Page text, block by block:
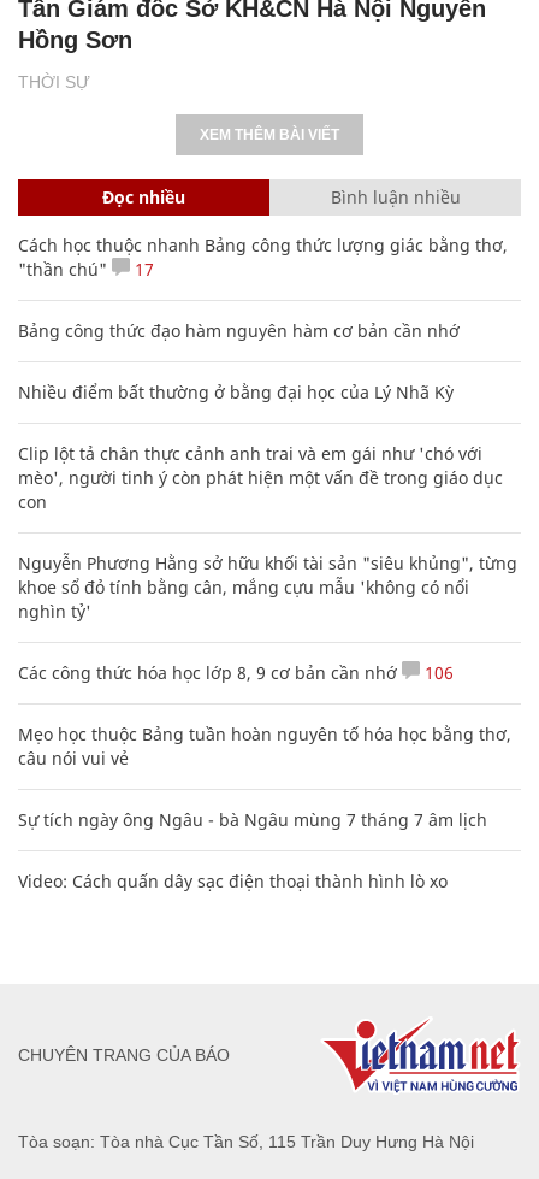
THỜI SỰ
Tân Giám đốc Sở KH&CN Hà Nội Nguyễn
Hồng Sơn
XEM THÊM BÀI VIẾT
Đọc nhiều Bình luận nhiều
Cách học thuộc nhanh Bảng công thức lượng giác bằng thơ,
"thần chú"
17
Bảng công thức đạo hàm nguyên hàm cơ bản cần nhớ
Nhiều điểm bất thường ở bằng đại học của Lý Nhã Kỳ
Clip lột tả chân thực cảnh anh trai và em gái như 'chó với
mèo', người tinh ý còn phát hiện một vấn đề trong giáo dục
con
Nguyễn Phương Hằng sở hữu khối tài sản "siêu khủng", từng
khoe sổ đỏ tính bằng cân, mắng cựu mẫu 'không có nổi
nghìn tỷ'
Các công thức hóa học lớp 8, 9 cơ bản cần nhớ 106
Mẹo học thuộc Bảng tuần hoàn nguyên tố hóa học bằng thơ,
câu nói vui vẻ
Sự tích ngày ông Ngâu - bà Ngâu mùng 7 tháng 7 âm lịch
Video: Cách quấn dây sạc điện thoại thành hình lò xo
Tòa soạn: Tòa nhà Cục Tần Số, 115 Trần Duy Hưng Hà Nội
CHUYÊN TRANG CỦA BÁO